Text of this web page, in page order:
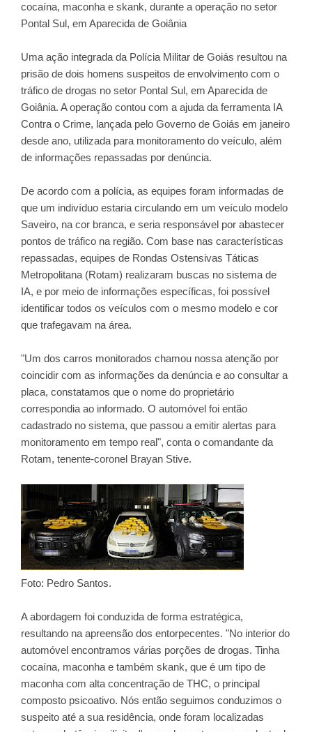
cocaína, maconha e skank, durante a operação no setor
Pontal Sul, em Aparecida de Goiânia
Uma ação integrada da Polícia Militar de Goiás resultou na
prisão de dois homens suspeitos de envolvimento com o
tráfico de drogas no setor Pontal Sul, em Aparecida de
Goiânia. A operação contou com a ajuda da ferramenta IA
Contra o Crime, lançada pelo Governo de Goiás em janeiro
desde ano, utilizada para monitoramento do veículo, além
de informações repassadas por denúncia.
De acordo com a polícia, as equipes foram informadas de
que um indivíduo estaria circulando em um veículo modelo
Saveiro, na cor branca, e seria responsável por abastecer
pontos de tráfico na região. Com base nas características
repassadas, equipes de Rondas Ostensivas Táticas
Metropolitana (Rotam) realizaram buscas no sistema de
IA, e por meio de informações específicas, foi possível
identificar todos os veículos com o mesmo modelo e cor
que trafegavam na área.
"Um dos carros monitorados chamou nossa atenção por
coincidir com as informações da denúncia e ao consultar a
placa, constatamos que o nome do proprietário
correspondia ao informado. O automóvel foi então
cadastrado no sistema, que passou a emitir alertas para
monitoramento em tempo real", conta o comandante da
Rotam, tenente-coronel Brayan Stive.
Foto: Pedro Santos.
A abordagem foi conduzida de forma estratégica,
resultando na apreensão dos entorpecentes. "No interior do
automóvel encontramos várias porções de drogas. Tinha
cocaína, maconha e também skank, que é um tipo de
maconha com alta concentração de THC, o principal
composto psicoativo. Nós então seguimos conduzimos o
suspeito até a sua residência, onde foram localizadas